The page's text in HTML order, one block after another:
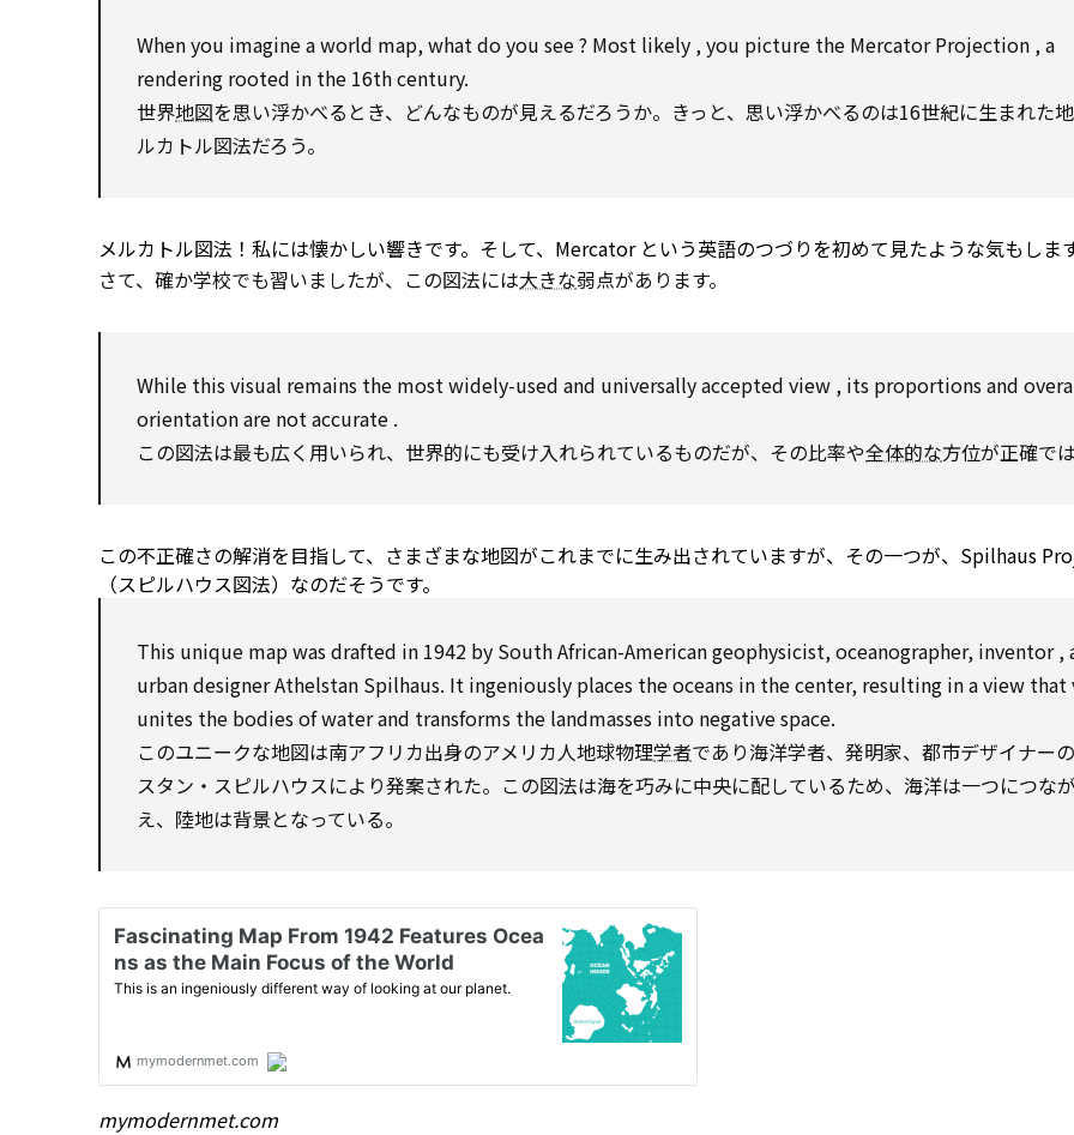
When you imagine a world map, what do you see? Most likely , you picture the MercatorProjection , a
rendering rooted in the 16th century.
世界地図を思い浮かべるとき、どんなものが見えるだろうか。きっと、思い浮かべるのは16世紀に生まれた
ルカトル図法だろう。
メルカトル図法！私には懐かしい響きです。そして、Mercator という英語のつづりを初めて見たような気もします
さて、確か学校でも習いましたが、この図法には大きな弱点があります。
While this visual remains the most widely-used and universallyaccepted view , its proportions and
orientationare notaccurate .
この図法は最も広く用いられ、世界的にも受け入れられているものだが、その比率や全体的な方位が正確では
この不正確さの解消を目指して、さまざまな地図がこれまでに生み出されていますが、その一つが、Spilhaus
（スピルハウス図法）なのだそうです。
This unique map was drafted in 1942 by South African-American geophysicist, oceanographer, inventor,
urbandesigner Athelstan Spilhaus. It ingeniously places the oceans in the center, resulting in aview that
unites the bodies of water and transforms the landmasses into negative space.
このユニークな地図は南アフリカ出身のアメリカ人地球物理学者であり海洋学者、発明家、都市デザイナー
スタン・スピルハウスにより発案された。この図法は海を巧みに中央に配しているため、海洋は一つにつな
え、陸地は背景となっている。
mymodernmet.com